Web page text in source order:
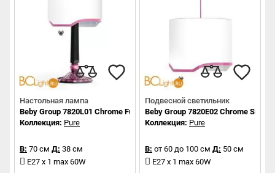
Настольная лампа
Beby Group 7820L01 Chrome Fuchsia Venice 017 - rose
Коллекция: Pure
В: 70 см Д: 38 см
E27 x 1 max 60W
Подвесной светильник
Beby Group 7820E02 Chrome Silver
Коллекция: Pure
В: от 60 до 100 см Д: 50 см
E27 x 1 max 60W